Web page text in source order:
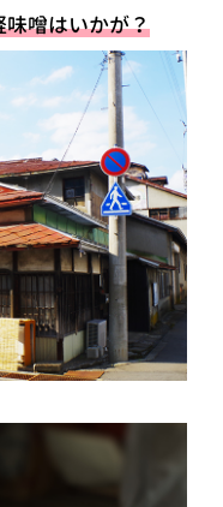
噌はいかが？